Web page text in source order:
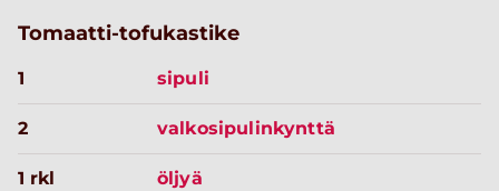
Tomaatti-tofukastike
1 sipuli
2 valkosipulinkynttä
1 rkl öljyä